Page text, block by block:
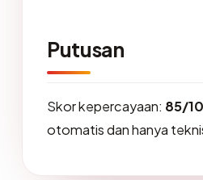
Putusan
Skor kepercayaan: 85/
otomatis dan hanya